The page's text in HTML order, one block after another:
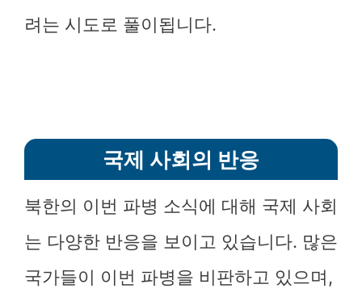
려는 시도로 풀이됩니다.
국제 사회의 반응
북한의 이번 파병 소식에 대해 국제 사회
는 다양한 반응을 보이고 있습니다. 많은
국가들이 이번 파병을 비판하고 있으며,